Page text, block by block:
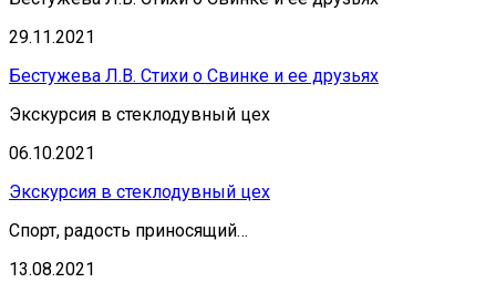
29.11.2021
Бестужева Л.В. Стихи о Свинке и ее друзьях
Экскурсия в стеклодувный цех
06.10.2021
Экскурсия в стеклодувный цех
Спорт, радость приносящий…
13.08.2021